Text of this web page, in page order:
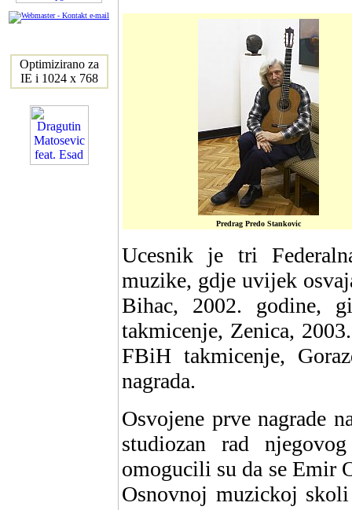
Optimizirano za
IE i 1024 x 768
Predrag Predo Stankovic
Ucesnik je tri
muzike, gdje uvijek
Bihac, 2002. godine,
takmicenje, Zenica,
FBiH takmicenje,
nagrada.
Osvojene prve nagrade
studiozan rad
omogucili su da se Emir
Osnovnoj muzickoj